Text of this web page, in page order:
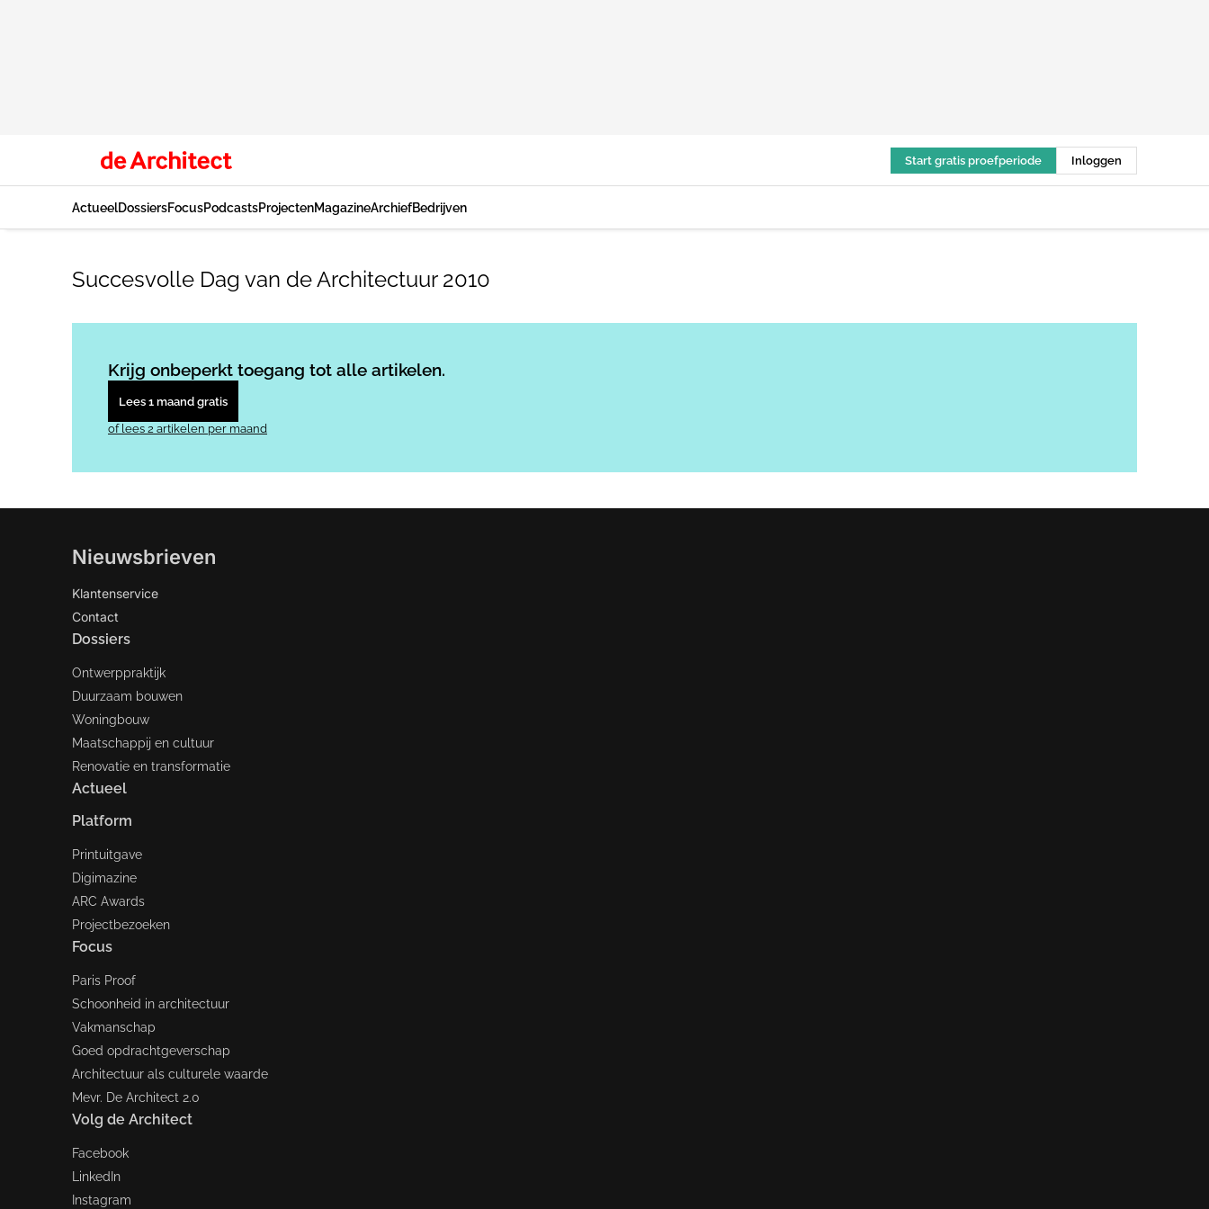
Start gratis proefperiode Inloggen
ActueelDossiersFocusPodcastsProjectenMagazineArchiefBedrijven
Succesvolle Dag van de Architectuur 2010
Krijg onbeperkt toegang tot alle artikelen.
Lees 1 maand gratis
of lees 2 artikelen per maand
Nieuwsbrieven
Klantenservice
Contact
Dossiers
Ontwerppraktijk
Duurzaam bouwen
Woningbouw
Maatschappij en cultuur
Renovatie en transformatie
Actueel
Platform
Printuitgave
Digimazine
ARC Awards
Projectbezoeken
Focus
Paris Proof
Schoonheid in architectuur
Vakmanschap
Goed opdrachtgeverschap
Architectuur als culturele waarde
Mevr. De Architect 2.0
Volg de Architect
Facebook
LinkedIn
Instagram